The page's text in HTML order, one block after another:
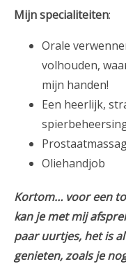
Mijn specialiteiten:
Orale
volhouden,
mijn handen!
Een heerlijk,
Oliehandjob
Kortom… voor een
kan je met mij
paar uurtjes, het is
genieten, zoals je